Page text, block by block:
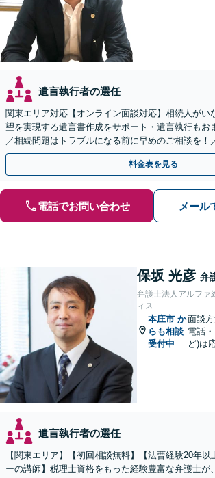
遺言執行者の選任
関東エリア対応【オンライン面談対応】相続人がい
望を実現する遺言書作成をサポート・遺言執行もお
／相続問題はトラブルになる前に早めのご相談を！
分割協議の経験多数【完全個室】
料金表を見る
電話でお問い合わせ メール
保坂 光彦 弁
弁護士法人アルファ
ィス
本庄市 か
らも相談
受付中
面談方
電話
ど)は
遺言執行者の選任
【関東エリア】【初回相談無料】【法曹経験20年以
ーの講師】税理士資格をもった経験豊富な弁護士が